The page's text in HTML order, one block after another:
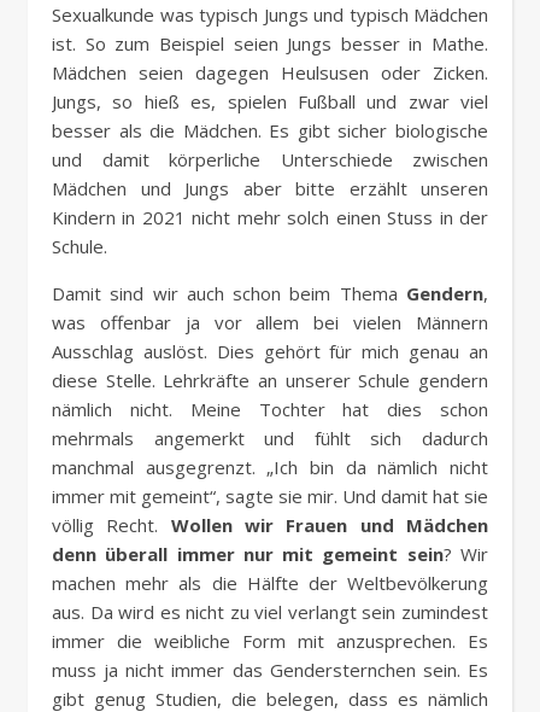
Sexualkunde was typisch Jungs und typisch Mädchen
ist. So zum Beispiel seien Jungs besser in Mathe.
Mädchen seien dagegen Heulsusen oder Zicken.
Jungs, so hieß es, spielen Fußball und zwar viel
besser als die Mädchen. Es gibt sicher biologische
und damit körperliche Unterschiede zwischen
Mädchen und Jungs aber bitte erzählt unseren
Kindern in 2021 nicht mehr solch einen Stuss in der
Schule.
Damit sind wir auch schon beim Thema Gendern,
was offenbar ja vor allem bei vielen Männern
Ausschlag auslöst. Dies gehört für mich genau an
diese Stelle. Lehrkräfte an unserer Schule gendern
nämlich nicht. Meine Tochter hat dies schon
mehrmals angemerkt und fühlt sich dadurch
manchmal ausgegrenzt. „Ich bin da nämlich nicht
immer mit gemeint“, sagte sie mir. Und damit hat sie
völlig Recht. Wollen wir Frauen und Mädchen
denn überall immer nur mit gemeint sein? Wir
machen mehr als die Hälfte der Weltbevölkerung
aus. Da wird es nicht zu viel verlangt sein zumindest
immer die weibliche Form mit anzusprechen. Es
muss ja nicht immer das Gendersternchen sein. Es
gibt genug Studien, die belegen, dass es nämlich